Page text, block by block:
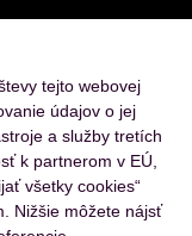
tejto webovej
údajov o jej
a služby tretích
k partnerom v EÚ,
všetky cookies“
Nižšie môžete nájsť